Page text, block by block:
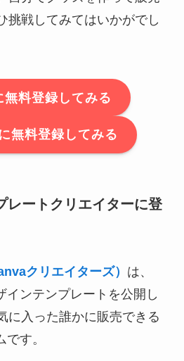
挑戦してみてはいかがでし
無料登録してみる
無料登録してみる
ートクリエイターに登
クリエイターズ） は、
インテンプレートを公開し
に入った誰かに販売できる
す。